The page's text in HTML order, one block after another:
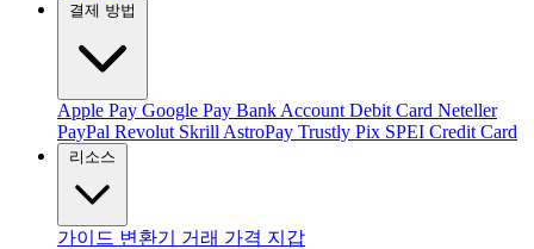
결제 방법
Apple Pay Google Pay Bank Account Debit Card Neteller
PayPal Revolut Skrill AstroPay Trustly Pix SPEI Credit Card
리소스
가이드 변환기 거래 가격 지갑